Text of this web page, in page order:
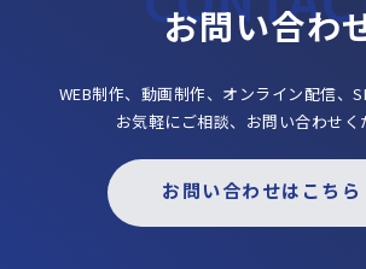
お問い合わ
WEB制作、動画制作、オンライン配信、
お気軽にご相談、お問い合わせく
お問い合わせはこちら